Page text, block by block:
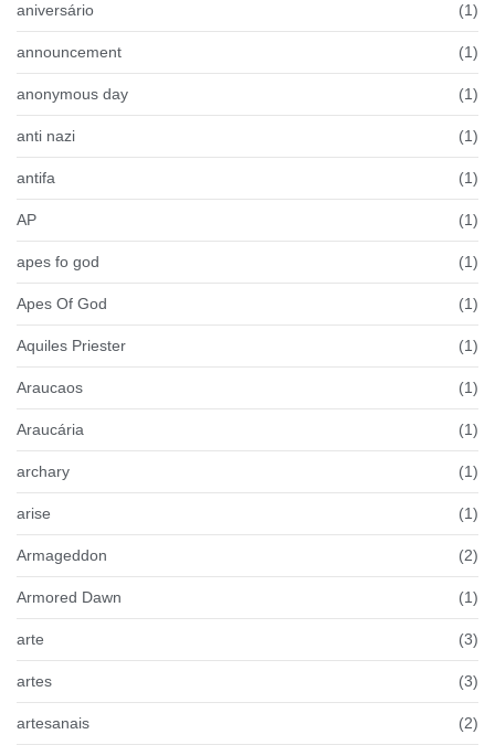
aniversário (1)
announcement (1)
anonymous day (1)
anti nazi (1)
antifa (1)
AP (1)
apes fo god (1)
Apes Of God (1)
Aquiles Priester (1)
Araucaos (1)
Araucária (1)
archary (1)
arise (1)
Armageddon (2)
Armored Dawn (1)
arte (3)
artes (3)
artesanais (2)